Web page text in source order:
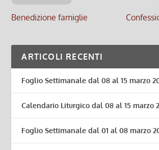
Benedizione famiglie
ARTICOLI RECENTI
Foglio Settimanale dal 08 al 15 marzo
Calendario Liturgico dal 08 al 15 marzo
Foglio Settimanale dal 01 al 08 marzo